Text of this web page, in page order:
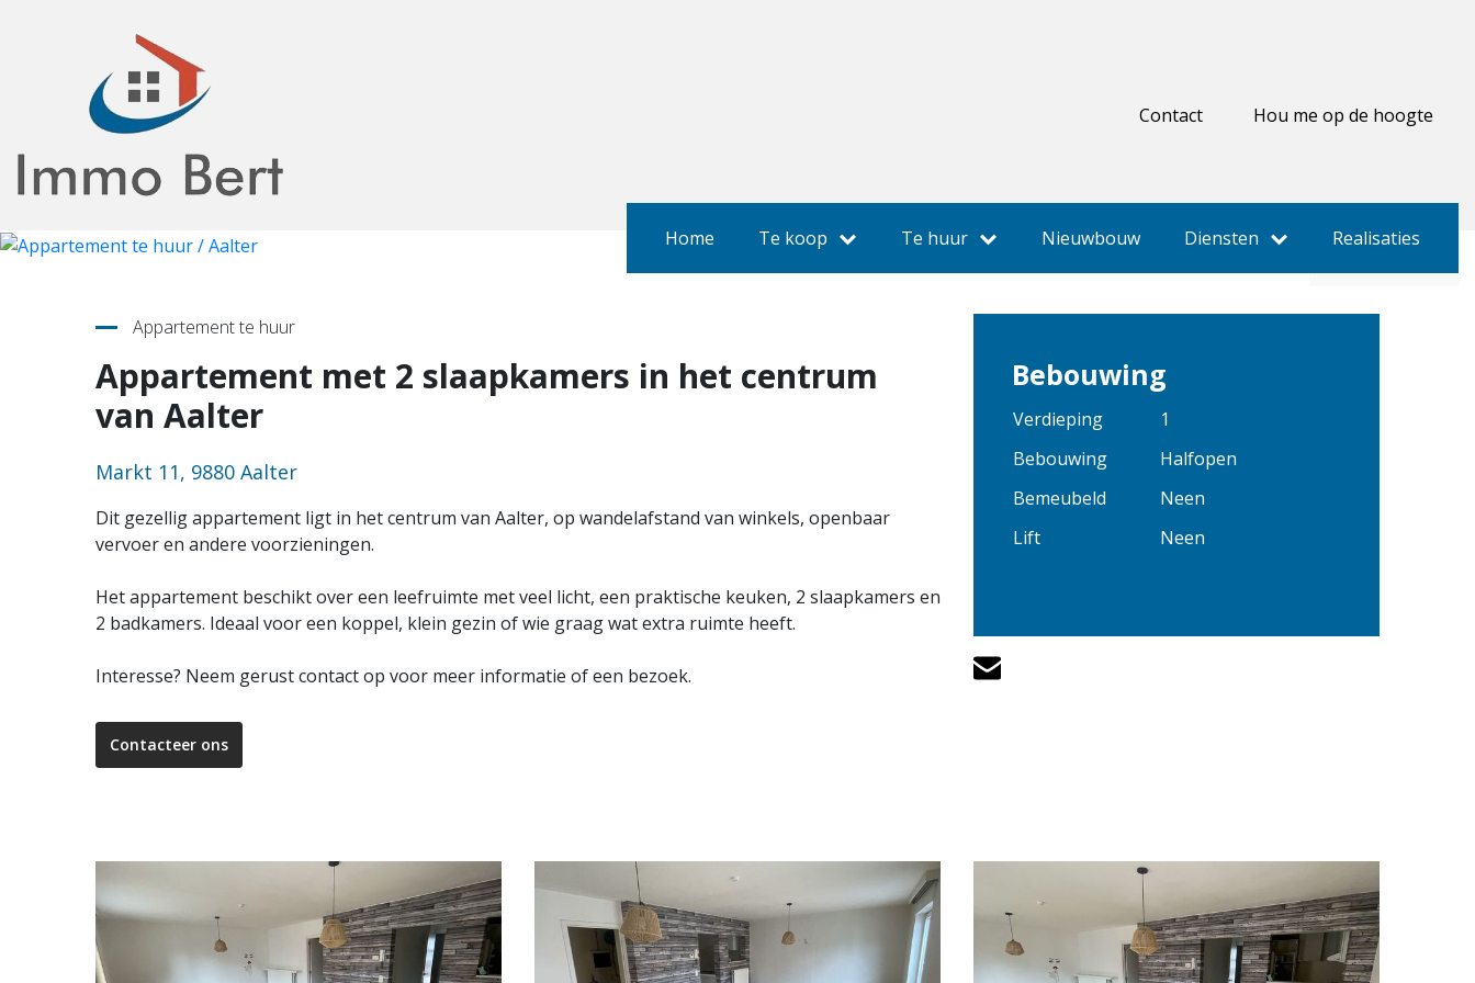
Contact Hou me op de hoogte
Home Te koop Te huur Nieuwbouw Diensten Realisaties
€ 850
Appartement te huur
Appartement met 2 slaapkamers in het centrum
van Aalter
Markt 11, 9880 Aalter
Dit gezellig appartement ligt in het centrum van Aalter, op wandelafstand van winkels, openbaar
vervoer en andere voorzieningen.
Het appartement beschikt over een leefruimte met veel licht, een praktische keuken, 2 slaapkamers en
2 badkamers. Ideaal voor een koppel, klein gezin of wie graag wat extra ruimte heeft.
Interesse? Neem gerust contact op voor meer informatie of een bezoek.
Contacteer ons
Bebouwing
Verdieping
1
Bebouwing
Halfopen
Bemeubeld
Neen
Lift
Neen